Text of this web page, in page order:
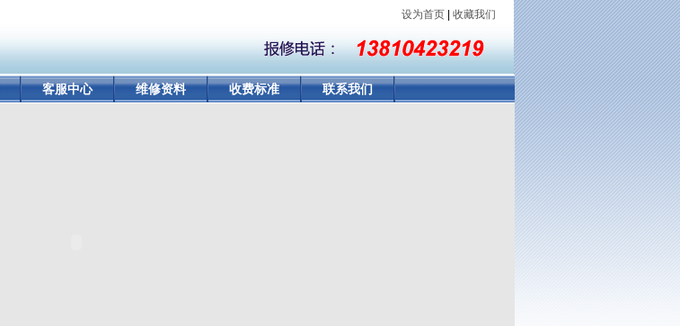
设为首页 收藏我们
客服中心 维修资料 收费标准 联系我们